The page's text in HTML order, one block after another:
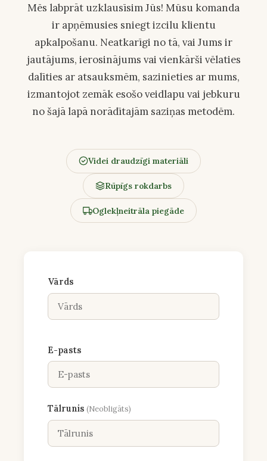
Mēs labprāt uzklausīsim Jūs! Mūsu komanda
ir apņēmusies sniegt izcilu klientu
apkalpošanu. Neatkarīgi no tā, vai Jums ir
jautājums, ierosinājums vai vienkārši vēlaties
dalīties ar atsauksmēm, sazinieties ar mums,
izmantojot zemāk esošo veidlapu vai jebkuru
no šajā lapā norādītajām saziņas metodēm.
Videi draudzīgi materiāli
Rūpīgs rokdarbs
Oglekļneitrāla piegāde
Vārds
E-pasts
Tālrunis (Neobligāts)